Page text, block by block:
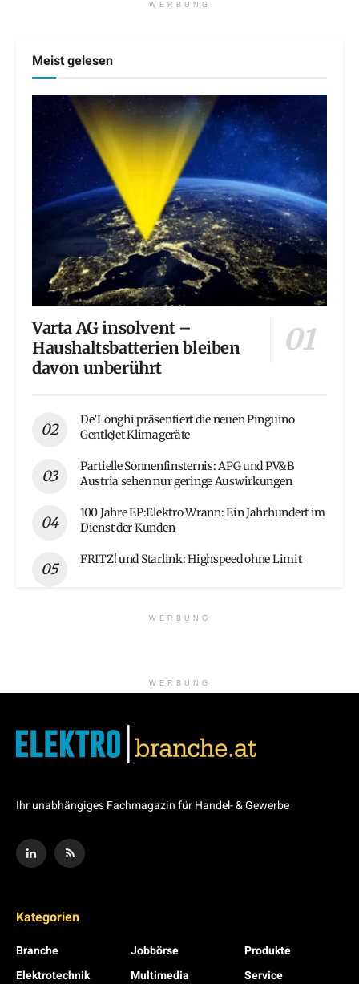
WERBUNG
Meist gelesen
Varta AG insolvent –
Haushaltsbatterien bleiben
davon unberührt
De’Longhi präsentiert die neuen Pinguino
GentleJet Klimageräte
Partielle Sonnenfinsternis: APG und PV&B
Austria sehen nur geringe Auswirkungen
100 Jahre EP:Elektro Wrann: Ein Jahrhundert im
Dienst der Kunden
FRITZ! und Starlink: Highspeed ohne Limit
WERBUNG
WERBUNG
Ihr unabhängiges Fachmagazin für Handel- & Gewerbe
Kategorien
Branche
Elektrotechnik
Jobbörse
Multimedia
Produkte
Service